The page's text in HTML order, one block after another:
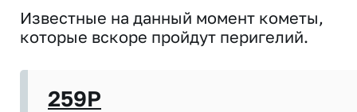
Известные на данный момент кометы,
которые вскоре пройдут перигелий.
259P